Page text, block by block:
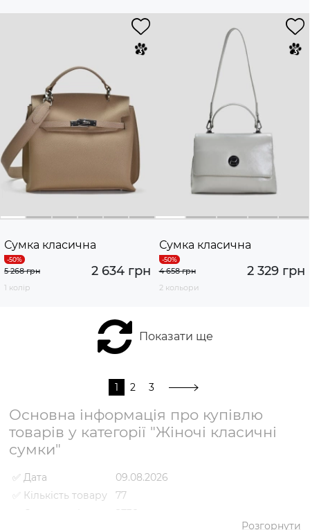
Сумка класична
2 634 грн
5 268 грн
1 колір
Сумка класична
2 329 грн
4 658 грн
2 кольори
Показати ще
1 2 3
Основна інформація про купівлю
товарів у категорії "Жіночі класичні
сумки"
✅ Дата
09.08.2026
✅ Кількість товару
77
✅ Середня ціна
2738 грн
Розгорнути